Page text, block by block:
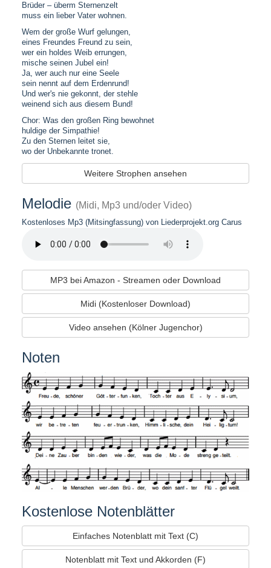
Brüder – überm Sternenzelt
muss ein lieber Vater wohnen.
Wem der große Wurf gelungen,
eines Freundes Freund zu sein,
wer ein holdes Weib errungen,
mische seinen Jubel ein!
Ja, wer auch nur eine Seele
sein nennt auf dem Erdenrund!
Und wer's nie gekonnt, der stehle
weinend sich aus diesem Bund!
Chor: Was den großen Ring bewohnet
huldige der Simpathie!
Zu den Sternen leitet sie,
wo der Unbekannte tronet.
Weitere Strophen ansehen
Melodie (Midi, Mp3 und/oder Video)
Kostenloses Mp3 (Mitsingfassung) von Liederprojekt.org Carus
MP3 bei Amazon - Streamen oder Download
Midi (Kostenloser Download)
Video ansehen (Kölner Jugenchor)
Noten
Kostenlose Notenblätter
Einfaches Notenblatt mit Text (C)
Notenblatt mit Text und Akkorden (F)